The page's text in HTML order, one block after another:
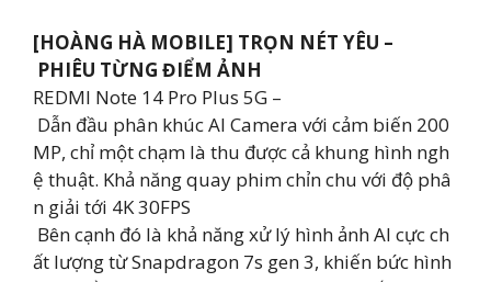
[HOÀNG HÀ MOBILE] TRỌN NÉT YÊU –
PHIÊU TỪNG ĐIỂM ẢNH
REDMI Note 14 Pro Plus 5G –
Dẫn đầu phân khúc AI Camera với cảm biến 200
MP, chỉ một chạm là thu được cả khung hình ngh
ệ thuật. Khả năng quay phim chỉn chu với độ phâ
n giải tới 4K 30FPS
Bên cạnh đó là khả năng xử lý hình ảnh AI cực ch
ất lượng từ Snapdragon 7s gen 3, khiến bức hình